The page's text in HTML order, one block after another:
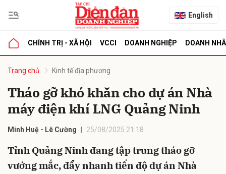
English
CHÍNH TRỊ - XÃ HỘI VCCI DOANH NGHIỆP DOANH
Trang chủ Kinh tế địa phương
Tháo gỡ khó khăn cho dự án Nhà
máy điện khí LNG Quảng Ninh
Minh Huệ - Lê Cường 25/08/2025 21:18
Tỉnh Quảng Ninh đang tập trung tháo gỡ
vướng mắc, đẩy nhanh tiến độ dự án Nhà
luận
Hủy